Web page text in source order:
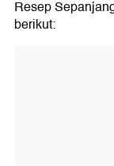
Resep
berikut: